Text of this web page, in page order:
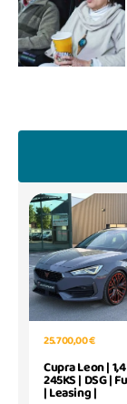
25.700,00 €
Cupra Leon |
245KS | DSG |
| Leasing |